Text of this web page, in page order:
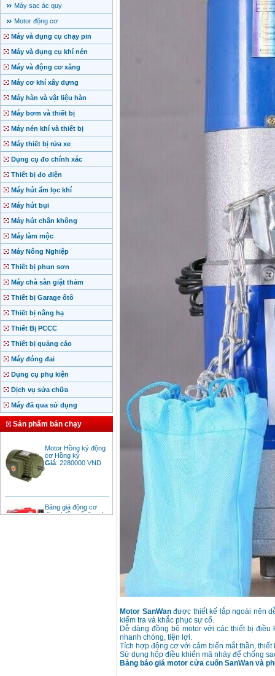
Máy sạc ác quy
Motor động cơ
Máy và dụng cụ chạy pin
Máy và dụng cụ khí nén
Máy và động cơ xăng
Máy cơ khí xây dựng
Máy hàn và vật liệu hàn
Máy bơm và thiết bị
Máy nén khí và thiết bị
Máy thiết bị rửa xe
Dụng cụ đo chính xác
Thiết bị đo điện
Máy hút ẩm lọc khí
Máy hút bụi
Máy hút chân không
Máy làm mộc
Máy Nông Nghiệp
Thiết bị phun sơn
Máy chà sàn giặt thảm
Thiết bị Garage ôtô
Thiết bị nâng hạ
Thiết Bị PCCC
Thiết bị quảng cáo
Máy đóng đai
Dụng cụ phụ kiện
Dịch vụ sửa chữa
Máy đã qua sử dụng
Sản phẩm bán chạy
cơ Hồng ký
Giá:2280000 VND
Bảng giá động cơ
diesel đầu nổ diesel
Giá
:6500000VND
Motor SanWanđược thiết kế lắp ngoài nên
kiểm tra và khắc phục sự cố.
Dễ dàng đồng bộ motor với các thiết bị
nhanh chóng, tiện lợi.
Tích hợp động cơ với cảm biến mắt thần,
Sử dụng hộp điều khiển mã nhảy để chống
Bảng báo giá motor cửa cuốn SanWan và